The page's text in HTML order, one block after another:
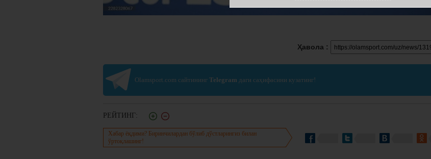
Ҳавола :
Olamsport.com сайтининг Telegram даги саҳифасини кузатинг!
РЕЙТИНГ:
Хабар ёқдими? Биринчилардан бўлиб дўстларингиз билан
ўртоқлашинг!